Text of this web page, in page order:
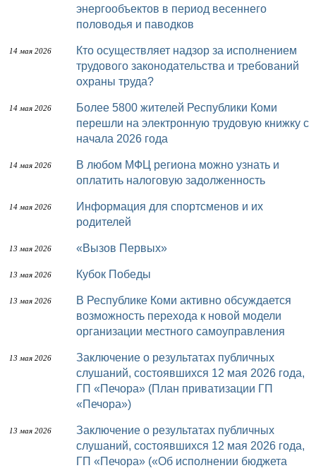
энергообъектов в период весеннего
половодья и паводков
14 мая 2026
Кто осуществляет надзор за исполнением
трудового законодательства и требований
охраны труда?
14 мая 2026
Более 5800 жителей Республики Коми
перешли на электронную трудовую книжку с
начала 2026 года
14 мая 2026
В любом МФЦ региона можно узнать и
оплатить налоговую задолженность
14 мая 2026
Информация для спортсменов и их
родителей
13 мая 2026 «Вызов Первых»
13 мая 2026 Кубок Победы
13 мая 2026
В Республике Коми активно обсуждается
возможность перехода к новой модели
организации местного самоуправления
13 мая 2026
Заключение о результатах публичных
слушаний, состоявшихся 12 мая 2026 года,
ГП «Печора» (План приватизации ГП
«Печора»)
13 мая 2026
Заключение о результатах публичных
слушаний, состоявшихся 12 мая 2026 года,
ГП «Печора» («Об исполнении бюджета